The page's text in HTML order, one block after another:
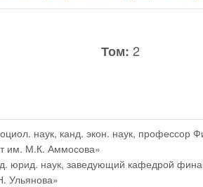
Том: 2
наук, канд. экон. наук, профессор
им. М.К. Аммосова»
юрид. наук, заведующий кафедрой
Ульянова»